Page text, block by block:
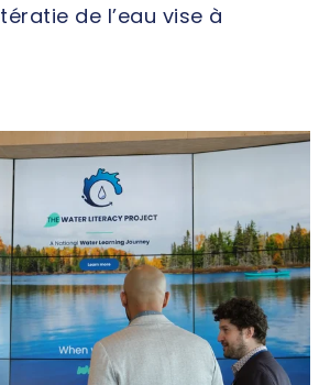
de l’eau vise à